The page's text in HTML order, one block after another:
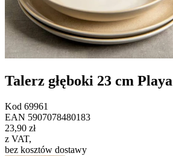
Talerz głęboki 23 cm Playa
Kod 69961
EAN 5907078480183
23,90 zł
z VAT,
bez kosztów dostawy